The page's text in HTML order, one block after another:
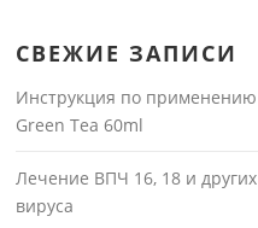
СВЕЖИЕ ЗАПИСИ
Инструкция по
Green Tea 60ml
Лечение ВПЧ 16, 18 и
вируса